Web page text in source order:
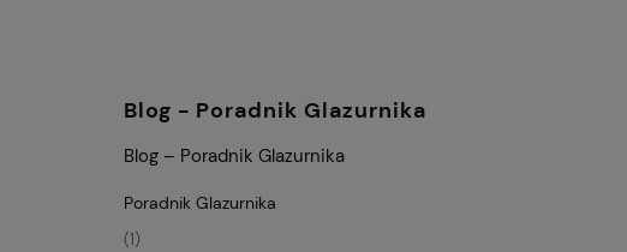
Blog - Poradnik Glazurnika
Blog – Poradnik Glazurnika
Poradnik Glazurnika
(1)